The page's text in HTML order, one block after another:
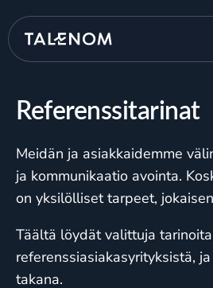
Referenssitarinat
Meidän ja asiakkaidemme
ja kommunikaatio avointa.
on yksilölliset tarpeet,
Täältä löydät valittuja
referenssiasiakasyrityksistä,
takana.